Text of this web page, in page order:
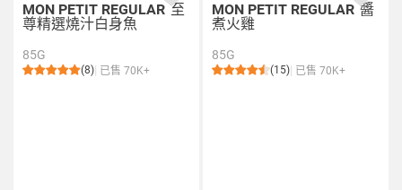
MON PETIT REGULAR至
尊精選燒汁白身魚
85G
(8) 已售 70K+
MON PETIT REGULAR醬
煮火雞
85G
(15) 已售 70K+